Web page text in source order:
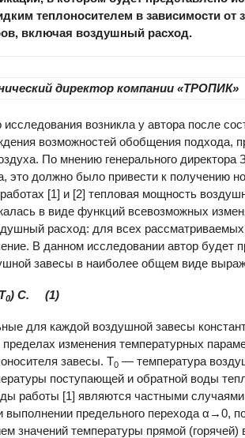
теплоносителем в зависимости от
включая воздушный расход.
директор компании «ТРОПИК»
исследования возникла у автора после
возможностей обобщения подхода,
По мнению генерального
это должно было привести к получению
[1] и [2] тепловая мощность
в виде функций всевозможных
расход: для всех
В данном исследовании автор будет
завесы в наиболее общем виде
0) С. (1)
для каждой воздушной завесы
изменения температурных
завесы. Т0 — температура
поступающей и обратной воды
работы [1] являются частными
выполнении предельного перехода α→0,
значений температуры прямой